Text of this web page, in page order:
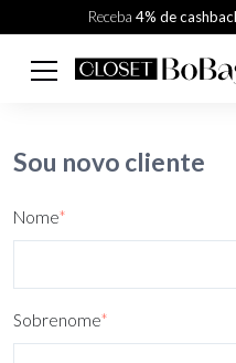
Receba 4% de
Sou novo cliente
Nome*
Sobrenome*